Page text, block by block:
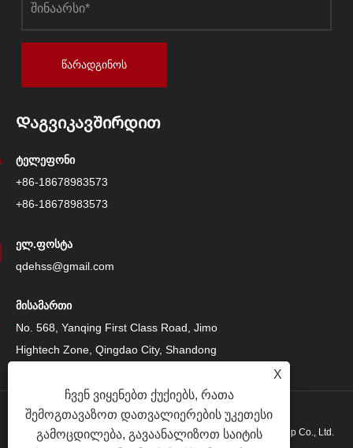
წარადგინოს
Დაგვიკავშირდით
ტელეფონი
+86-18678983573
+86-18678983573
ელ.ფოსტა
qdehss@gmail.com
მისამართი
No. 568, Yanqing First Class Road, Jimo
Hightech Zone, Qingdao City, Shandong
საავტორო უფლება © 2024 Qingdao Eihe Steel Structure Group Co., Ltd.
X
ჩვენ ვიყენებთ ქუქიებს, რათა
შემოგთავაზოთ დათვალიერების უკეთესი
გამოცდილება, გავაანალიზოთ საიტის